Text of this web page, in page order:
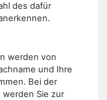
des dafür
werden von
und Ihre
Bei der
werden Sie zur